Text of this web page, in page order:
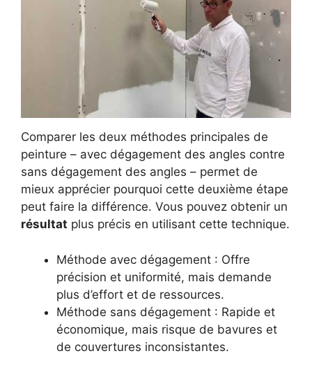
Comparer les deux méthodes principales de
peinture – avec dégagement des angles contre
sans dégagement des angles – permet de
mieux apprécier pourquoi cette deuxième étape
peut faire la différence. Vous pouvez obtenir un
résultat plus précis en utilisant cette technique.
Méthode avec dégagement : Offre
précision et uniformité, mais demande
plus d’effort et de ressources.
Méthode sans dégagement : Rapide et
économique, mais risque de bavures et
de couvertures inconsistantes.